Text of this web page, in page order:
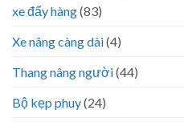
xe đẩy hàng(83)
Xe nâng càng dài(4)
Thang nâng người(44)
Bộ kẹp phuy(24)